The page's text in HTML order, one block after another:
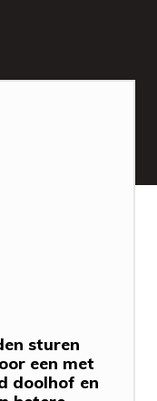
sturen
een met
doolhof en